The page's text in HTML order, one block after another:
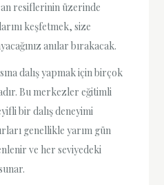
resiflerinin üzerinde
keşfetmek, size
anılar bırakacak.
dalış yapmak için birçok
Bu merkezler eğitimli
bir dalış deneyimi
genellikle yarım gün
ve her seviyedeki